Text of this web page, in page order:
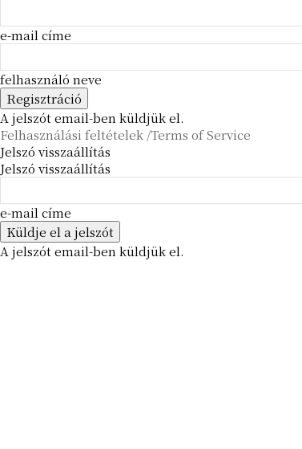
e-mail címe
felhasználó neve
A jelszót email-ben küldjük el.
Felhasználási feltételek /Terms of Service
Jelszó visszaállítás
Jelszó visszaállítás
e-mail címe
A jelszót email-ben küldjük el.